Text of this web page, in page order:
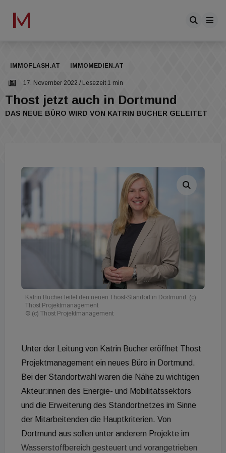
IMMOFLASH.AT IMMOMEDIEN.AT
17. November 2022 / Lesezeit 1 min
Thost jetzt auch in Dortmund
DAS NEUE BÜRO WIRD VON KATRIN BUCHER GELEITET
Katrin Bucher leitet den neuen Thost-Standort in Dortmund. (c)
Thost Projektmanagement
© (c) Thost Projektmanagement
Unter der Leitung von Katrin Bucher eröffnet Thost
Projektmanagement ein neues Büro in Dortmund.
Bei der Standortwahl waren die Nähe zu wichtigen
Akteur:innen des Energie- und Mobilitätssektors
und die Erweiterung des Standortnetzes im Sinne
der Mitarbeitenden die Hauptkriterien. Von
Dortmund aus sollen unter anderem Projekte im
Wasserstoffbereich gesteuert und vorangetrieben